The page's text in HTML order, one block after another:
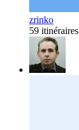
zrinko
59 itinéraires